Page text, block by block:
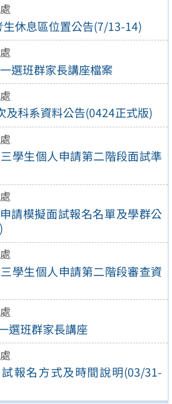
休息區位置公告(7/13-14)
選班群家長講座檔案
及科系資料公告(0424正式版)
學生個人申請第二階段面試準
請模擬面試報名名單及學群公
學生個人申請第二階段審查資
選班群家長講座
報名方式及時間說明(03/31-